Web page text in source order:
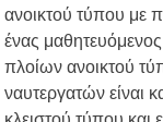
ανοικτού τύπου με
ένας
πλοίων ανοικτού
ναυτεργατών είναι